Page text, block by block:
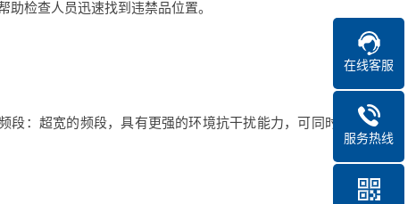
检查人员迅速找到违禁品位置。
：超宽的频段，具有更强的环境抗干扰能力，可同时并
在线客服
服务热线